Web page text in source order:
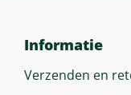
Informatie
Verzenden en